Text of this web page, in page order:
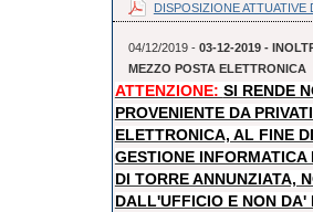
DISPOSIZIONE ATTUATIVE
04/12/2019 - 03-12-2019 -
MEZZO POSTA ELETTRONICA
ATTENZIONE: SI RENDE
PROVENIENTE DA
ELETTRONICA, AL FINE
GESTIONE
DI TORRE ANNUNZIATA,
DALL'UFFICIO E NON